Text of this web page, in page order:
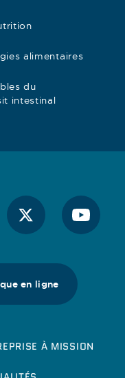
alimentaires
du
intestinal
en ligne
À MISSION